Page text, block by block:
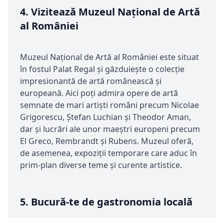
4. Vizitează Muzeul Național de Artă
al României
Muzeul Național de Artă al României este situat
în fostul Palat Regal și găzduiește o colecție
impresionantă de artă românească și
europeană. Aici poți admira opere de artă
semnate de mari artiști români precum Nicolae
Grigorescu, Ștefan Luchian și Theodor Aman,
dar și lucrări ale unor maeștri europeni precum
El Greco, Rembrandt și Rubens. Muzeul oferă,
de asemenea, expoziții temporare care aduc în
prim-plan diverse teme și curente artistice.
5. Bucură-te de gastronomia locală